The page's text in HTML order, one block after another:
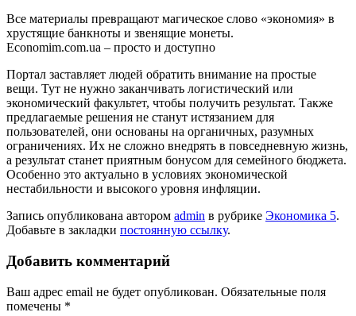
Все материалы превращают магическое слово «экономия» в
хрустящие банкноты и звенящие монеты.
Economim.com.ua – просто и доступно
Портал заставляет людей обратить внимание на простые
вещи. Тут не нужно заканчивать логистический или
экономический факультет, чтобы получить результат. Также
предлагаемые решения не станут истязанием для
пользователей, они основаны на органичных, разумных
ограничениях. Их не сложно внедрять в повседневную жизнь,
а результат станет приятным бонусом для семейного бюджета.
Особенно это актуально в условиях экономической
нестабильности и высокого уровня инфляции.
Запись опубликована автором admin в рубрике Экономика 5.
Добавьте в закладки постоянную ссылку.
Добавить комментарий
Ваш адрес email не будет опубликован. Обязательные поля
помечены *